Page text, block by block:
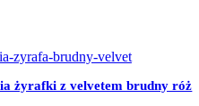
żyrafki z velvetem brudny róż